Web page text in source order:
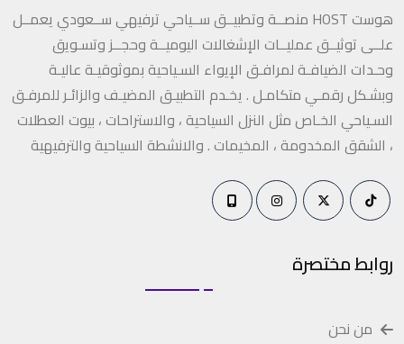
هوست HOST منصــة وتطبيــق ســياحي ترفيهي ســعودي يعمــل
علــى توثيــق عمليــات الإشغالات اليوميــة وحجــز وتسـويق
وحـدات الضيافـة لمرافـق الإيواء السـياحية بموثوقيـة عاليـة
وبشـكل رقمـي متكامـل . يخـدم التطبيـق المضيـف والزائـر للمرفـق
السـياحي الخـاص مثل النزل السياحية ، والاستراحات ، بيوت العطلات
، الشقق المخدومة ، المخيمات . والانشطة السياحية والترفيهية
روابط مختصرة
من نحن